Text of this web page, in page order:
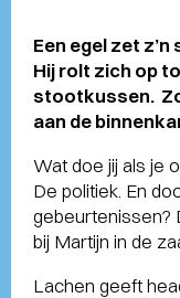
Een egel zet
Hij rolt zich op
stootkussen.
aan de
Wat doe jij als je
De politiek. En
gebeurtenissen?
bij Martijn in de
Lachen geeft